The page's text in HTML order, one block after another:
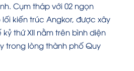
Cụm tháp với 02 ngọn
kiến trúc Angkor, được xây
thứ XII nằm trên bình diện
trong lòng thành phố Quy